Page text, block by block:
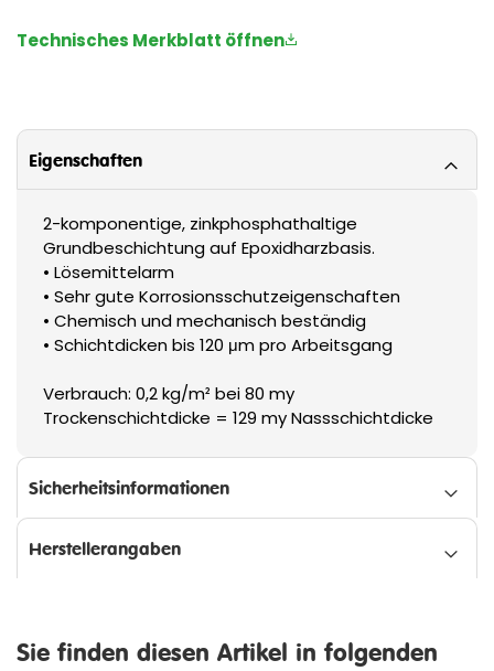
Technisches Merkblatt öffnen
Eigenschaften
2-komponentige, zinkphosphathaltige
Grundbeschichtung auf Epoxidharzbasis.
• Lösemittelarm
• Sehr gute Korrosionsschutzeigenschaften
• Chemisch und mechanisch beständig
• Schichtdicken bis 120 μm pro Arbeitsgang
Verbrauch: 0,2 kg/m² bei 80 my
Trockenschichtdicke = 129 my Nassschichtdicke
Sicherheitsinformationen
Herstellerangaben
Sie finden diesen Artikel in folgenden